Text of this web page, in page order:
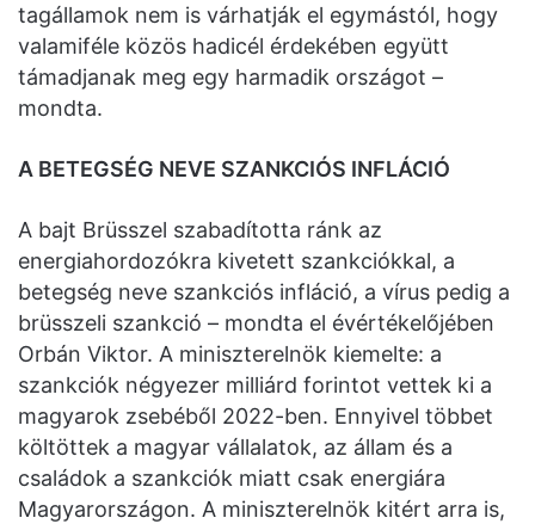
tagállamok nem is várhatják el egymástól, hogy
valamiféle közös hadicél érdekében együtt
támadjanak meg egy harmadik országot –
mondta.
A BETEGSÉG NEVE SZANKCIÓS INFLÁCIÓ
A bajt Brüsszel szabadította ránk az
energiahordozókra kivetett szankciókkal, a
betegség neve szankciós infláció, a vírus pedig a
brüsszeli szankció – mondta el évértékelőjében
Orbán Viktor. A miniszterelnök kiemelte: a
szankciók négyezer milliárd forintot vettek ki a
magyarok zsebéből 2022-ben. Ennyivel többet
költöttek a magyar vállalatok, az állam és a
családok a szankciók miatt csak energiára
Magyarországon. A miniszterelnök kitért arra is,